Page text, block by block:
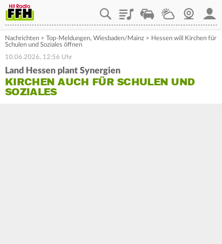
PlaylistStaupilotWetterWebcam
Nachrichten > Top-Meldungen, Wiesbaden/Mainz > Hessen will Kirchen für
Schulen und Soziales öffnen
10.06.2026, 12:56 Uhr
Land Hessen plant Synergien
KIRCHEN AUCH FÜR SCHULEN UND
SOZIALES